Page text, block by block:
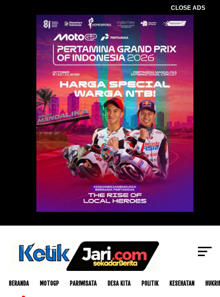
CLOSE ADS
BERANDA MOTOGP PARIWISATA DESA KITA POLITIK KESEHATAN